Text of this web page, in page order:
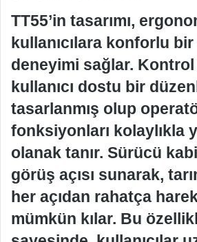
TT55’in tasarımı,
kullanıcılara konforlu
deneyimi sağlar.
kullanıcı dostu bir
tasarlanmış olup
fonksiyonları kolaylıkla
olanak tanır. Sürücü
görüş açısı sunarak,
her açıdan rahatça
mümkün kılar. Bu